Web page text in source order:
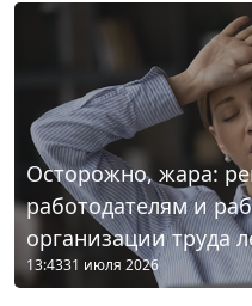
Осторожно, жара:
работодателям и
организации труда
13:4331 июля 2026